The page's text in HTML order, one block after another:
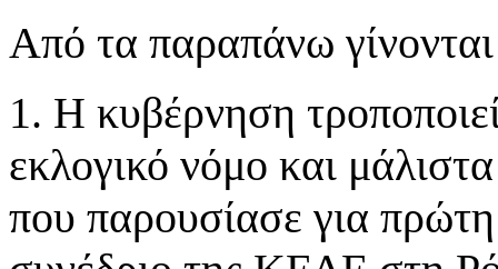
Από τα παραπάνω
1. Η κυβέρνηση
εκλογικό νόμο και
που παρουσίασε για